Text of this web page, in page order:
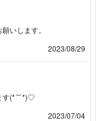
いします。
2023/08/29
(*´˘`*)♡
2023/07/04